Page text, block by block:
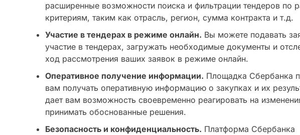
расширенные возможности поиска и фильтрации тендеров по
критериям, таким как отрасль, регион, сумма контракта и т.д.
Участие в тендерах в режиме онлайн. Вы можете подавать
участие в тендерах, загружать необходимые документы и
ход рассмотрения ваших заявок в режиме онлайн.
Оперативное получение информации. Площадка Сбербанка
вам получать оперативную информацию о закупках и их
дает вам возможность своевременно реагировать на
принимать обоснованные решения.
Безопасность и конфиденциальность. Платформа Сбербанка